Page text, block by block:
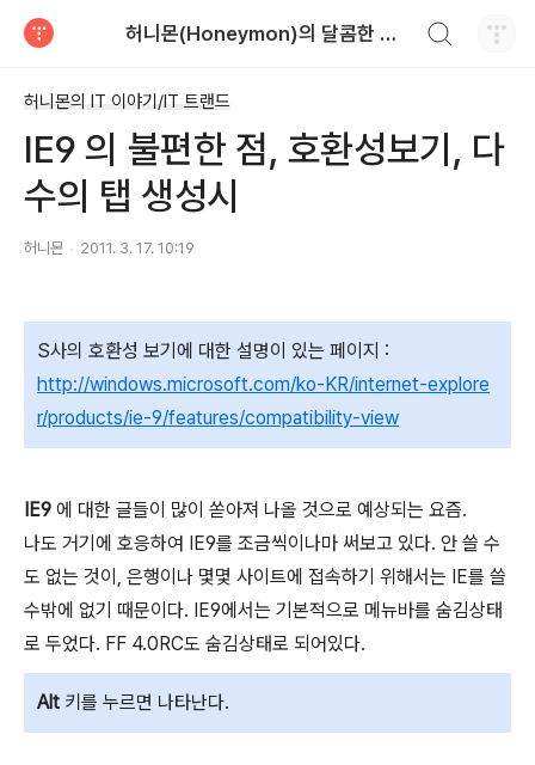
허니몬(Honeymon)의 달콤한 비행
허니몬의 IT 이야기/IT 트랜드
IE9 의 불편한 점, 호환성보기, 다
수의 탭 생성시
허니몬 2011. 3. 17. 10:19
S사의 호환성 보기에 대한 설명이 있는 페이지 :
http://windows.microsoft.com/ko-KR/internet-explore
r/products/ie-9/features/compatibility-view
IE9 에 대한 글들이 많이 쏟아져 나올 것으로 예상되는 요즘.
나도 거기에 호응하여 IE9를 조금씩이나마 써보고 있다. 안 쓸 수
도 없는 것이, 은행이나 몇몇 사이트에 접속하기 위해서는 IE를 쓸
수밖에 없기 때문이다. IE9에서는 기본적으로 메뉴바를 숨김상태
로 두었다. FF 4.0RC도 숨김상태로 되어있다.
Alt 키를 누르면 나타난다.